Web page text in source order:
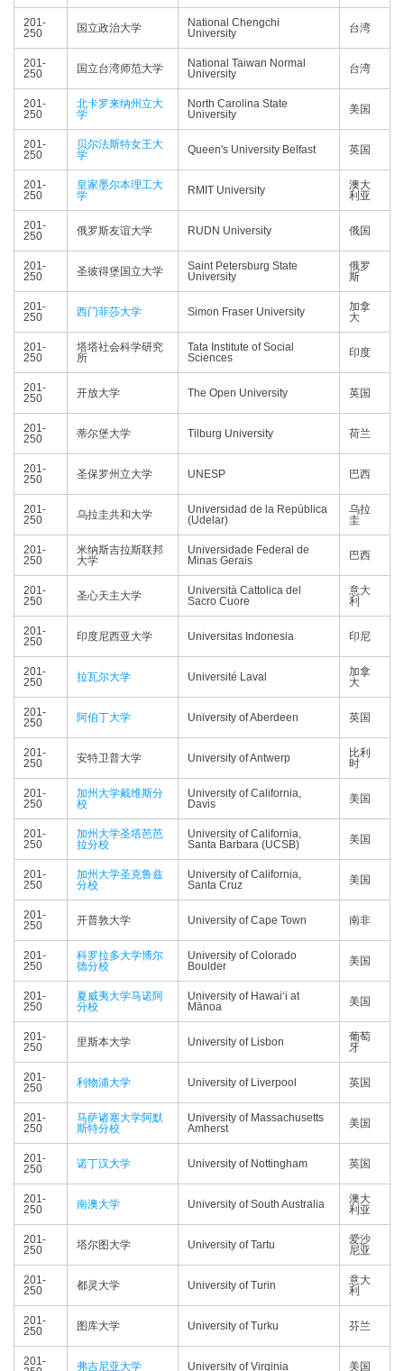
201-
250
国立政治大学
National Chengchi
University
台湾
201-
250
国立台湾师范大学
National Taiwan Normal
University
台湾
201-
250
北卡罗来纳州立大
学
North Carolina State
University
美国
201-
250
贝尔法斯特女王大
学
Queen's University Belfast 英国
201-
250
皇家墨尔本理工大
学
RMIT University
澳大
利亚
201-
250
俄罗斯友谊大学 RUDN University 俄国
201-
250
圣彼得堡国立大学
Saint Petersburg State
University
俄罗
斯
201-
250
西门菲莎大学 Simon Fraser University
加拿
大
201-
250
塔塔社会科学研究
所
Tata Institute of Social
Sciences
印度
201-
250
开放大学 The Open University 英国
201-
250
蒂尔堡大学 Tilburg University 荷兰
201-
250
圣保罗州立大学 UNESP 巴西
201-
250
乌拉圭共和大学
Universidad de la República
(Udelar)
乌拉
圭
201-
250
米纳斯吉拉斯联邦
大学
Universidade Federal de
Minas Gerais
巴西
201-
250
圣心天主大学
Università Cattolica del
Sacro Cuore
意大
利
201-
250
印度尼西亚大学 Universitas Indonesia 印尼
201-
250
拉瓦尔大学 Université Laval
加拿
大
201-
250
阿伯丁大学 University of Aberdeen 英国
201-
250
安特卫普大学 University of Antwerp
比利
时
201-
250
加州大学戴维斯分
校
University of California,
Davis
美国
201-
250
加州大学圣塔芭芭
拉分校
University of California,
Santa Barbara (UCSB)
美国
201-
250
加州大学圣克鲁兹
分校
University of California,
Santa Cruz
美国
201-
250
开普敦大学 University of Cape Town 南非
201-
250
科罗拉多大学博尔
德分校
University of Colorado
Boulder
美国
201-
250
夏威夷大学马诺阿
分校
University of Hawaiʻi at
Mānoa
美国
201-
250
里斯本大学 University of Lisbon
葡萄
牙
201-
250
利物浦大学 University of Liverpool 英国
201-
250
马萨诸塞大学阿默
斯特分校
University of Massachusetts
Amherst
美国
201-
250
诺丁汉大学 University of Nottingham 英国
201-
250
南澳大学 University of South Australia
澳大
利亚
201-
250
塔尔图大学 University of Tartu
爱沙
尼亚
201-
250
都灵大学 University of Turin
意大
利
201-
250
图库大学 University of Turku 芬兰
201-
弗吉尼亚大学 University of Virginia 美国